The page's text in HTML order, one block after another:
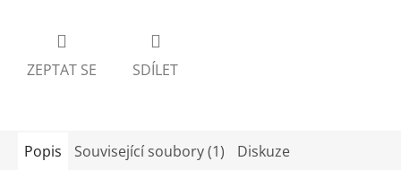
ZEPTAT SE SDÍLET
Popis Související soubory (1) Diskuze